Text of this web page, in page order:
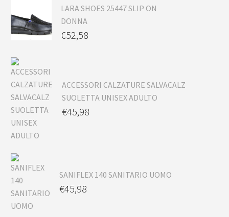
LARA SHOES 25447 SLIP ON
DONNA
€52,58
ACCESSORI CALZATURE SALVACALZ
SUOLETTA UNISEX ADULTO
€45,98
SANIFLEX 140 SANITARIO UOMO
€45,98